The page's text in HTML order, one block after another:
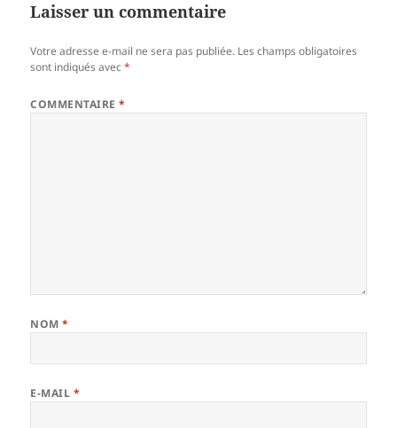
Laisser un commentaire
Votre adresse e-mail ne sera pas publiée. Les champs obligatoires
sont indiqués avec*
COMMENTAIRE*
NOM*
E-MAIL *